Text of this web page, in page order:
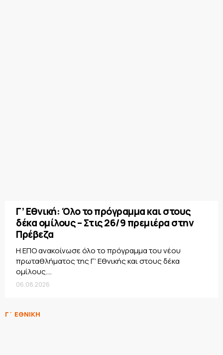
Γ’ Εθνική: Όλο το πρόγραμμα και στους
δέκα ομίλους – Στις 26/9 πρεμιέρα στην
Πρέβεζα
Η ΕΠΟ ανακοίνωσε όλο το πρόγραμμα του νέου
πρωταθλήματος της Γ’ Εθνικής και στους δέκα
ομίλους....
06.08.2026
Γ΄ ΕΘΝΙΚΗ